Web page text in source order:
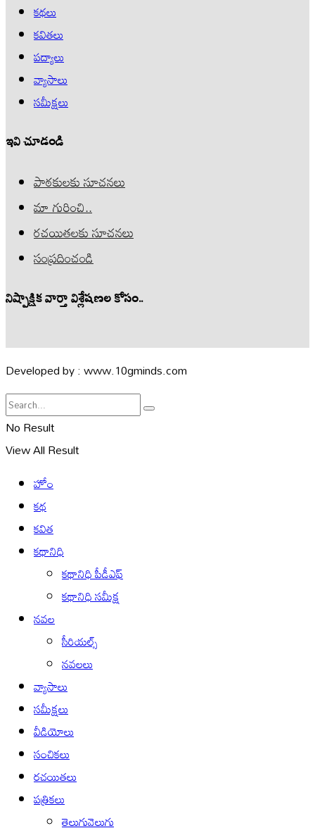
కథలు
కవితలు
పద్యాలు
వ్యాసాలు
సమీక్షలు
ఇవి చూడండి
పాఠకులకు సూచనలు
మా గురించి..
రచయితలకు సూచనలు
సంప్రదించండి
నిష్పాక్షిక వార్తా విశ్లేషణల కోసం..
Developed by : www.10gminds.com
No Result
View All Result
హోం
కథ
కవిత
కథానిధి
కథానిధి పీడీఎఫ్
కథానిధి సమీక్ష
నవల
సీరియల్స్
నవలలు
వ్యాసాలు
సమీక్షలు
వీడియోలు
సంచికలు
రచయితలు
పత్రికలు
తెలుగువెలుగు